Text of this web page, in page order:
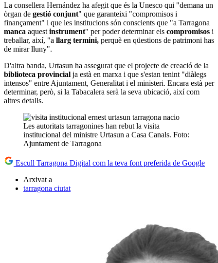
La consellera Hernández ha afegit que és la Unesco qui "demana un
òrgan de gestió conjunt" que garanteixi "compromisos i
finançament" i que les institucions són conscients que "a Tarragona
manca aquest instrument" per poder determinar els compromisos i
treballar, així, "a llarg termini, perquè en qüestions de patrimoni has
de mirar lluny".
D'altra banda, Urtasun ha assegurat que el projecte de creació de la
biblioteca provincial ja està en marxa i que s'estan tenint "diàlegs
intensos" entre Ajuntament, Generalitat i el ministeri. Encara està per
determinar, però, si la Tabacalera serà la seva ubicació, així com
altres detalls.
Les autoritats tarragonines han rebut la visita
institucional del ministre Urtasun a Casa Canals. Foto:
Ajuntament de Tarragona
Escull Tarragona Digital com la teva font preferida de Google
Arxivat a
tarragona ciutat